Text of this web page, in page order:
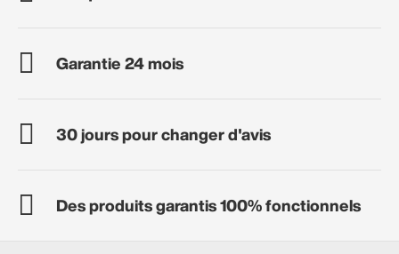
Garantie 24 mois
30 jours pour changer d'avis
Des produits garantis 100% fonctionnels